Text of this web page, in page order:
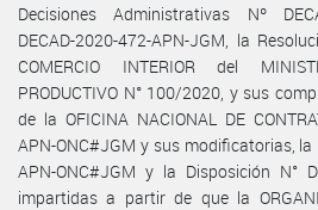
Decisiones Administrativas Nº
DECAD-2020-472-APN-JGM, la
COMERCIO INTERIOR del
PRODUCTIVO N° 100/2020, y sus
de la OFICINA NACIONAL DE
APN-ONC#JGM y sus modificatorias, la
APN-ONC#JGM y la Disposición N°
impartidas a partir de que la